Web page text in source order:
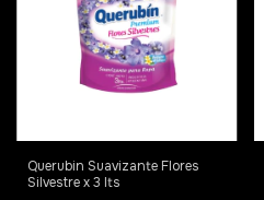
Querubin Suavizante Flores
Silvestre x 3 lts